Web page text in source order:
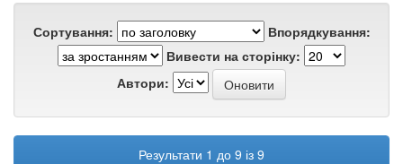
Сортування:
Впорядкування:
Вивести на сторінку:
Автори:
Результати 1 до 9 із 9